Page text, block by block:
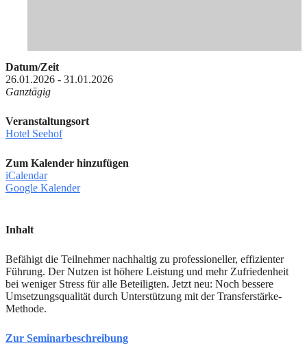
Datum/Zeit
26.01.2026 - 31.01.2026
Ganztägig
Veranstaltungsort
Hotel Seehof
Zum Kalender hinzufügen
iCalendar
Google Kalender
Inhalt
Befähigt die Teilnehmer nachhaltig zu professioneller, effizienter
Führung. Der Nutzen ist höhere Leistung und mehr Zufriedenheit
bei weniger Stress für alle Beteiligten. Jetzt neu: Noch bessere
Umsetzungsqualität durch Unterstützung mit der Transferstärke-
Methode.
Zur Seminarbeschreibung